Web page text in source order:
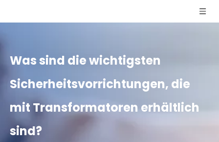
Was sind die wichtigsten
Sicherheitsvorrichtungen, die
mit Transformatoren erhältlich
sind?